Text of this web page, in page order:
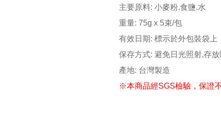
主要原料: 小麥粉.食鹽.水
重量: 75g x 5束/包
有效日期: 標示於外包裝袋上
保存方式: 避免日光照射,存
產地: 台灣製造
※本商品經SGS檢驗，保證